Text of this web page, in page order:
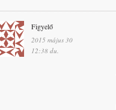
Figyelő
2015 május 30
12:38 du.